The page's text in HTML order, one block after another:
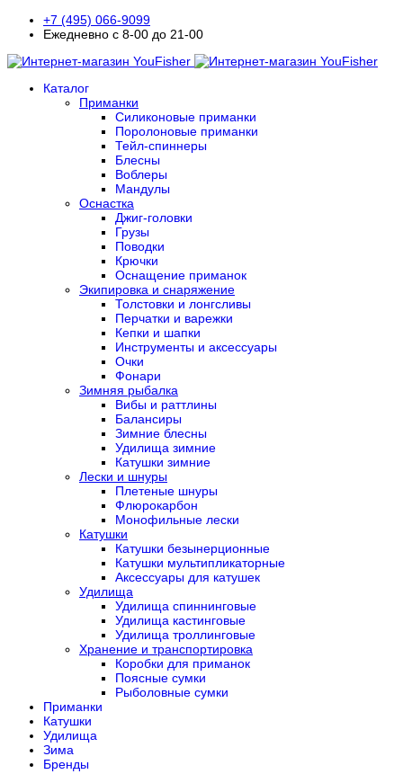
+7 (495) 066-9099
Ежедневно с 8-00 до 21-00
Каталог
Приманки
Силиконовые приманки
Поролоновые приманки
Тейл-спиннеры
Блесны
Воблеры
Мандулы
Оснастка
Джиг-головки
Грузы
Поводки
Крючки
Оснащение приманок
Экипировка и снаряжение
Толстовки и лонгсливы
Перчатки и варежки
Кепки и шапки
Инструменты и аксессуары
Очки
Фонари
Зимняя рыбалка
Вибы и раттлины
Балансиры
Зимние блесны
Удилища зимние
Катушки зимние
Лески и шнуры
Плетеные шнуры
Флюрокарбон
Монофильные лески
Катушки
Катушки безынерционные
Катушки мультипликаторные
Аксессуары для катушек
Удилища
Удилища спиннинговые
Удилища кастинговые
Удилища троллинговые
Хранение и транспортировка
Коробки для приманок
Поясные сумки
Рыболовные сумки
Приманки
Катушки
Удилища
Зима
Бренды